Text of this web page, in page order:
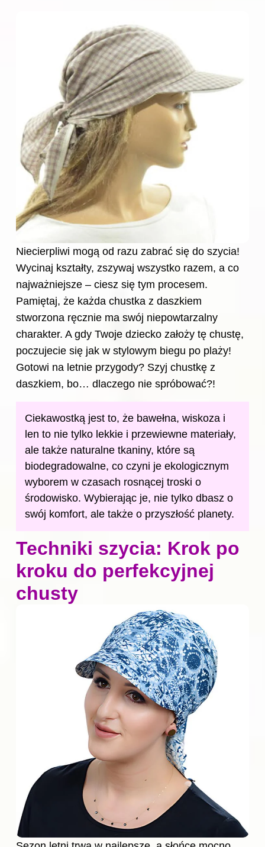
Niecierpliwi mogą od razu zabrać się do szycia!
Wycinaj kształty, zszywaj wszystko razem, a co
najważniejsze – ciesz się tym procesem.
Pamiętaj, że każda chustka z daszkiem
stworzona ręcznie ma swój niepowtarzalny
charakter. A gdy Twoje dziecko założy tę chustę,
poczujecie się jak w stylowym biegu po plaży!
Gotowi na letnie przygody? Szyj chustkę z
daszkiem, bo… dlaczego nie spróbować?!
Ciekawostką jest to, że bawełna, wiskoza i
len to nie tylko lekkie i przewiewne materiały,
ale także naturalne tkaniny, które są
biodegradowalne, co czyni je ekologicznym
wyborem w czasach rosnącej troski o
środowisko. Wybierając je, nie tylko dbasz o
swój komfort, ale także o przyszłość planety.
Techniki szycia: Krok po
kroku do perfekcyjnej
chusty